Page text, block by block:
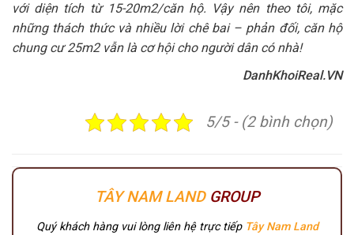
với diện tích từ 15-20m2/căn hộ. Vậy nên theo tôi, mặc
những thách thức và nhiều lời chê bai – phản đối, căn hộ
chung cư 25m2 vẫn là cơ hội cho người dân có nhà!
DanhKhoiReal.VN
5/5 - (2 bình chọn)
TÂY NAM LAND GROUP
Quý khách hàng vui lòng liên hệ trực tiếp Tây Nam Land